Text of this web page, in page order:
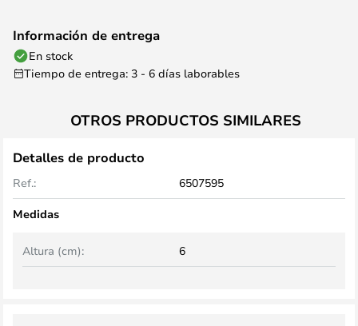
Información de entrega
En stock
Tiempo de entrega: 3 - 6 días laborables
OTROS PRODUCTOS SIMILARES
Detalles de producto
Ref.: 6507595
Medidas
Altura (cm): 6